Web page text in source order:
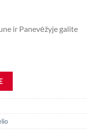
ir Panevėžyje galite